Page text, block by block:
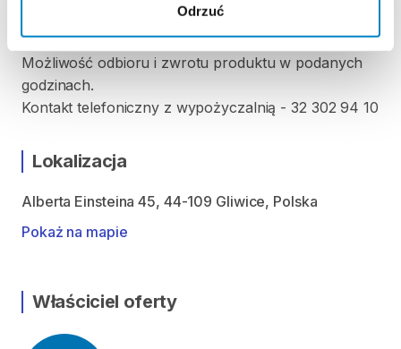
Odrzuć
Niedziela handlowa: 7:30 - 21:00
Możliwość odbioru i zwrotu produktu w podanych
godzinach.
Kontakt telefoniczny z wypożyczalnią - 32 302 94 10
Lokalizacja
Alberta Einsteina 45, 44-109 Gliwice, Polska
Pokaż na mapie
Właściciel oferty